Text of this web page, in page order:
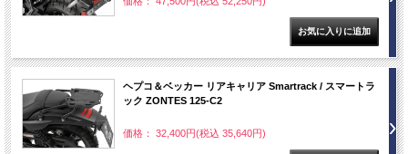
ヘプコ＆ベッカー リアキャリア Smartrack / スマートラ
ック ZONTES 125-C2
価格： 32,400円(税込 35,640円)